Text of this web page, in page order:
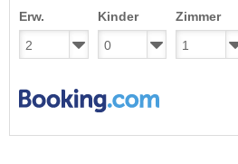
Erw. Kinder Zimmer